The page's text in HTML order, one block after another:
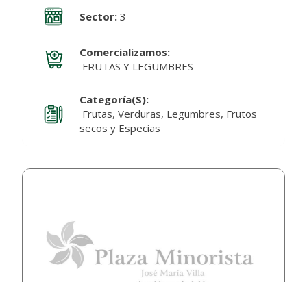
Sector:3
Comercializamos:
FRUTAS Y LEGUMBRES
Categoría(s):
Frutas, Verduras, Legumbres, Frutos
secos y Especias